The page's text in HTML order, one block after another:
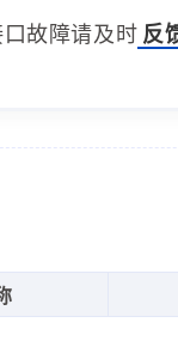
口故障请及时 反